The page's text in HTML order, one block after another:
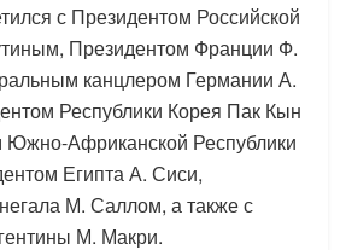
с Президентом Российской
Президентом Франции Ф.
канцлером Германии А.
Республики Корея Пак Кын
Африканской Республики
Египта А. Сиси,
М. Саллом, а также с
М. Макри.